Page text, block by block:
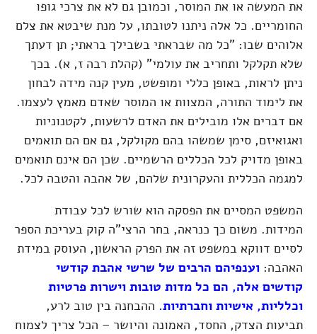
את המעשה או את המוסר, וכמובן גם לא את צרכי גופו
החומריים. כל אלה ניתנו לטובתו, על מנת שיבטא את צלם
אלוהים שבו: "כל מה שבראתי בשבילך בראתי; תן דעתך
שלא תקלקל ותחריב את עולמי"(קהלת רבה ז, א). בכך
ניתן לראות, באופן כללי ומופשט, מעין קנה מידה לבחון
את לימוד התורה, המצוות או המוסר שאדם מאמץ לעצמו.
אם דברים אלו מובילים את האדם לרשעות, לקטנוניות
ואגואיזם, סימן שמשהו בהם מקולקל, גם אם הם תואמים
באופן מדויק לכל הכללים הרשמיים. שכן הם אינם תואמים
למגמה הכללית והעקרונית שלהם, של אהבה והטבה לכל.
המשפט המסיים את הפסקה הוא שורש לכל עבודת
המידות. משום כך כנראה, בחר הרצי"ה קוק בעריכת הספר
לסיים דווקא במשפט זה את הפרק הראשון, העוסק במידת
האהבה:וענפיהם הרבים של שרשי אהבת קודשי
קודשים אלה, הם כל מדות טובות וישרות פרטיות
וכלליות, אישיות וחברתיות.ההבחנה בין טוב לרע,
תביעות הצדק, החסד, האמונה והיושר – הכל צריך לצמוח